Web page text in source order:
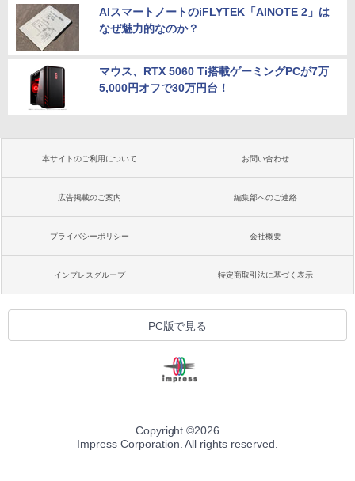
AIスマートノートのiFLYTEK「AINOTE 2」は
なぜ魅力的なのか？
マウス、RTX 5060 Ti搭載ゲーミングPCが7万
5,000円オフで30万円台！
本サイトのご利用について お問い合わせ
広告掲載のご案内 編集部へのご連絡
プライバシーポリシー 会社概要
インプレスグループ 特定商取引法に基づく表示
PC版で見る
Copyright ©2026
Impress Corporation. All rights reserved.